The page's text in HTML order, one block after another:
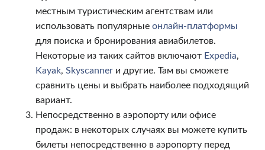
местным туристическим агентствам или
использовать популярные онлайн-платформы
для поиска и бронирования авиабилетов.
Некоторые из таких сайтов включают Expedia,
Kayak, Skyscanner и другие. Там вы сможете
сравнить цены и выбрать наиболее подходящий
вариант.
Непосредственно в аэропорту или офисе
продаж: в некоторых случаях вы можете купить
билеты непосредственно в аэропорту перед